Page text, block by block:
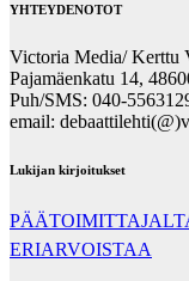
YHTEYDENOTOT
Victoria Media/ Kerttu
Pajamäenkatu 14,
Puh/SMS: 040-
email:
Lukijan kirjoitukset
ERIARVOISTAA